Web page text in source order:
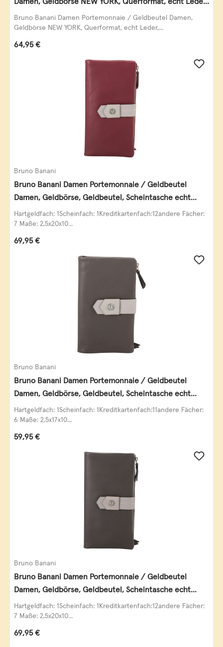
schwarz
Bruno Banani Damen Portemonnaie / Geldbeutel Damen,
Geldbörse NEW YORK, Querformat, echt Leder,...
Regulärer Preis:
64,95 €
Bruno Banani
Bruno Banani Damen Portemonnaie / Geldbeutel
Damen, Geldbörse, Geldbeutel, Scheintasche echt
Leder
Hartgeldfach: 1Scheinfach: 1Kreditkartenfach:12andere Fächer:
7 Maße: 2,5x20x10...
Regulärer Preis:
69,95 €
Bruno Banani
Bruno Banani Damen Portemonnaie / Geldbeutel
Damen, Geldbörse, Geldbeutel, Scheintasche echt
Leder
Hartgeldfach: 1Scheinfach: 1Kreditkartenfach:11andere Fächer:
6 Maße: 2,5x17x10...
Regulärer Preis:
59,95 €
Bruno Banani
Bruno Banani Damen Portemonnaie / Geldbeutel
Damen, Geldbörse, Geldbeutel, Scheintasche echt
Leder
Hartgeldfach: 1Scheinfach: 1Kreditkartenfach:12andere Fächer:
7 Maße: 2,5x20x10...
Regulärer Preis:
69,95 €